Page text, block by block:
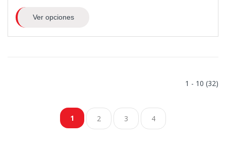
Ver opciones
1 - 10 (32)
1 2 3 4